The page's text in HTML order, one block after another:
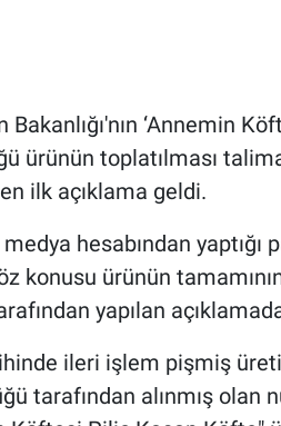
Bakanlığı'nın ‘Annemin
ürünün toplatılması
ilk açıklama geldi.
hesabından yaptığı
konusu ürünün
yapılan
ileri işlem pişmiş
tarafından alınmış